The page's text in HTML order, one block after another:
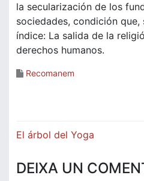
la secularización de los
sociedades, condición que,
índice: La salida de la
derechos humanos.
Recomanem
Navegació
El árbol del Yoga
DEIXA UN